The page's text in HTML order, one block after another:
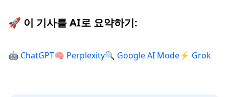
🚀 이 기사를 AI로 요약하기:
🤖 ChatGPT🧠 Perplexity🔍 Google AI Mode⚡ Grok